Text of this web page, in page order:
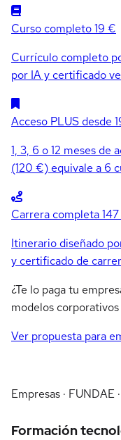
Curso completo19 €
Currículo completo
por IA y certificado
Acceso PLUS desde
1, 3, 6 o 12 meses de
(120 €) equivale a 6
Carrera completa
Itinerario diseñado
y certificado de
¿Te lo paga tu
modelos
Ver propuesta para
Empresas ·
Formación